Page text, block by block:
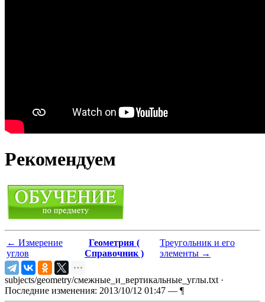
Рекомендуем
← Измерение
углов
Геометрия (
Справочник )
Треугольник и его
элементы →
subjects/geometry/смежные_и_вертикальные_углы.txt ·
Последние изменения: 2013/10/12 01:47 — ¶